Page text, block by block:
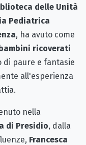
delle Unità
Pediatrica
, ha avuto come
ricoverati
di paure e fantasie
all'esperienza
nella
di Presidio, dalla
Francesca